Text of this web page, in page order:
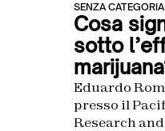
Chi siamo
Contatti
SENZA CATEGORIA
Cosa
sotto
Eduardo
presso il
Research